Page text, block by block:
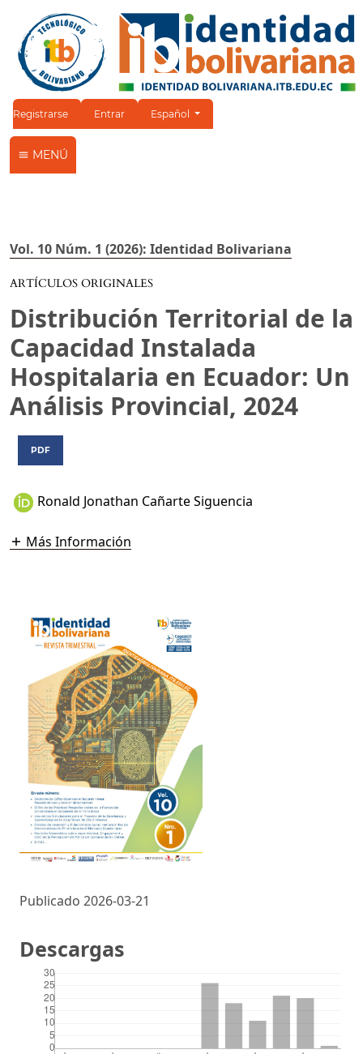
Registrarse Entrar Cambiar el idioma. El idioma actual es:
Español
MENÚ
Vol. 10 Núm. 1 (2026): Identidad Bolivariana
ARTÍCULOS ORIGINALES
Distribución Territorial de la
Capacidad Instalada
Hospitalaria en Ecuador: Un
Análisis Provincial, 2024
PDF
Ronald Jonathan Cañarte Siguencia
Más Información
Publicado 2026-03-21
Descargas